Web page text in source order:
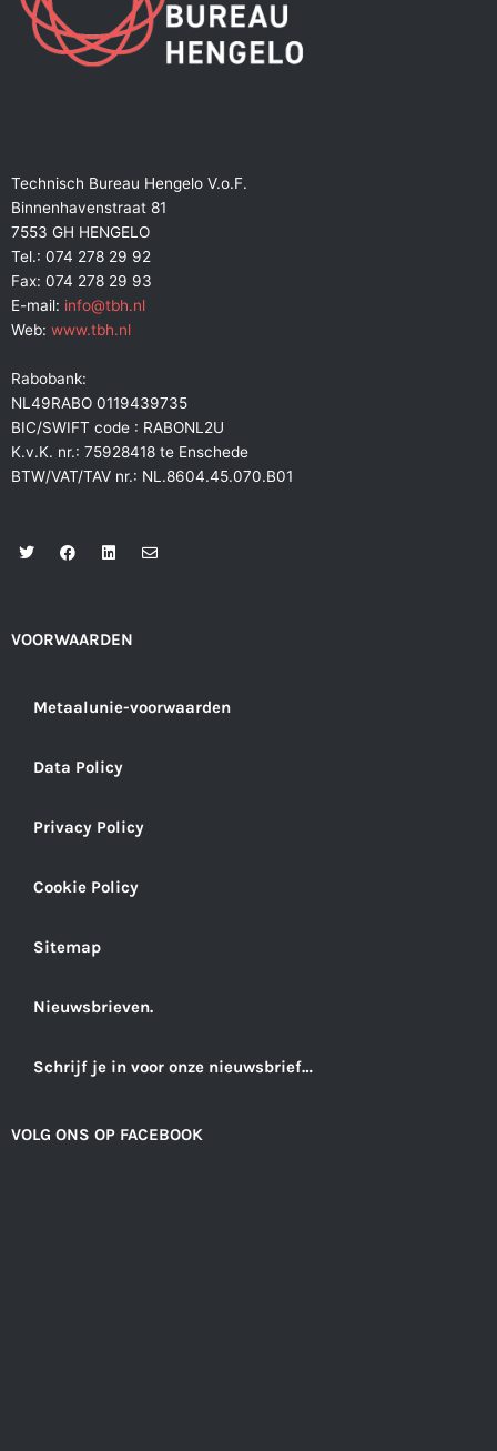
Technisch Bureau Hengelo V.o.F.
Binnenhavenstraat 81
7553 GH HENGELO
Tel.: 074 278 29 92
Fax: 074 278 29 93
E-mail: info@tbh.nl
Web: www.tbh.nl
Rabobank:
NL49RABO 0119439735
BIC/SWIFT code : RABONL2U
K.v.K. nr.: 75928418 te Enschede
BTW/VAT/TAV nr.: NL.8604.45.070.B01
T
w
r
F
a
o
L
i
i
E
n
VOORWAARDEN
Metaalunie-voorwaarden
Data Policy
Privacy Policy
Cookie Policy
Sitemap
Nieuwsbrieven.
Schrijf je in voor onze nieuwsbrief…
VOLG ONS OP FACEBOOK